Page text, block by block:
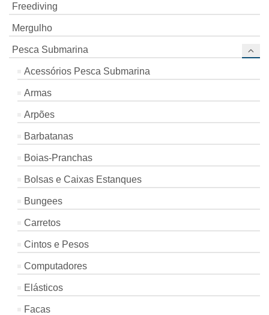
Freediving
Mergulho
Pesca Submarina
Acessórios Pesca Submarina
Armas
Arpões
Barbatanas
Boias-Pranchas
Bolsas e Caixas Estanques
Bungees
Carretos
Cintos e Pesos
Computadores
Elásticos
Facas